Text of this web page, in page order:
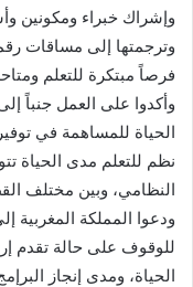
وإشراك خبراء ومكونين
فرصاً مبتكرة للتعلم
وأكدوا على العمل جنباً
الحياة للمساهمة في
نظم للتعلم مدى الحياة
النظامي، وبين مختلف
ودعوا المملكة المغربية
للوقوف على حالة تقدم
الحياة، ومدى إنجاز